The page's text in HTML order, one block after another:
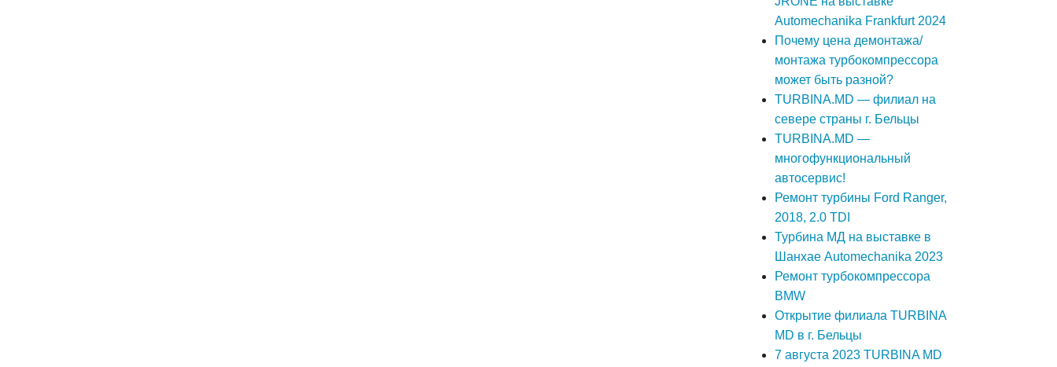
Automechanika Frankfurt 2024
Почему цена демонтажа/
монтажа турбокомпрессора
может быть разной?
TURBINA.MD — филиал на
севере страны г. Бельцы
TURBINA.MD —
многофункциональный
автосервис!
Ремонт турбины Ford Ranger,
2018, 2.0 TDI
Турбина МД на выставке в
Шанхае Automechanika 2023
Ремонт турбокомпрессора
BMW
Открытие филиала TURBINA
MD в г. Бельцы
7 августа 2023 TURBINA MD